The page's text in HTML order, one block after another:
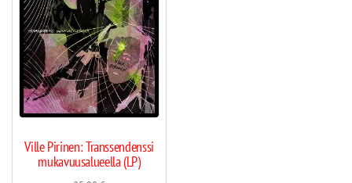
Ville Pirinen: Transsendenssi
mukavuusalueella (LP)